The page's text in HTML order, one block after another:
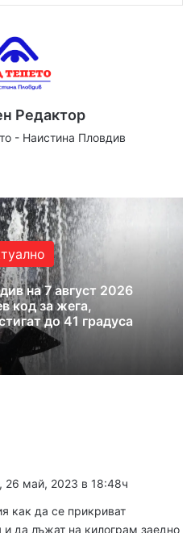
Редактор
- Наистина Пловдив
на 7 август 2026
код за жега,
до 41 градуса
26 май, 2023 в 18:48ч
как да се прикриват
и да лъжат на килограм заедно